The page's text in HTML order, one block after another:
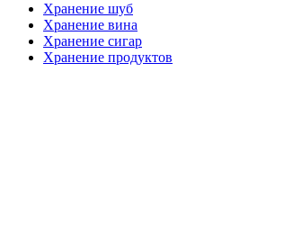
Хранение шуб
Хранение вина
Хранение сигар
Хранение продуктов